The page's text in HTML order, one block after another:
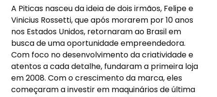
A Piticas nasceu da ideia de dois irmãos, Felipe e
Vinicius Rossetti, que após morarem por 10 anos
nos Estados Unidos, retornaram ao Brasil em
busca de uma oportunidade empreendedora.
Com foco no desenvolvimento da criatividade e
atentos a cada detalhe, fundaram a primeira loja
em 2008. Com o crescimento da marca, eles
começaram a investir em maquinários de última